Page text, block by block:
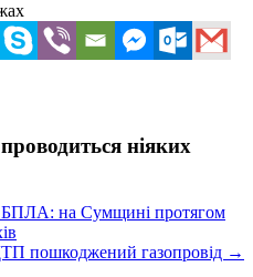
ніяких
БПЛА: на Сумщині протягом
пошкоджений газопровід →